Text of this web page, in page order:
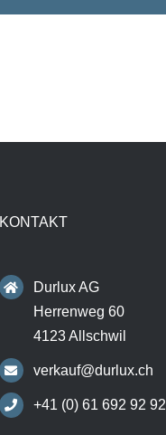
KONTAKT
Durlux AG
Herrenweg 60
4123 Allschwil
verkauf@durlux.ch
+41 (0) 61 692 92 92